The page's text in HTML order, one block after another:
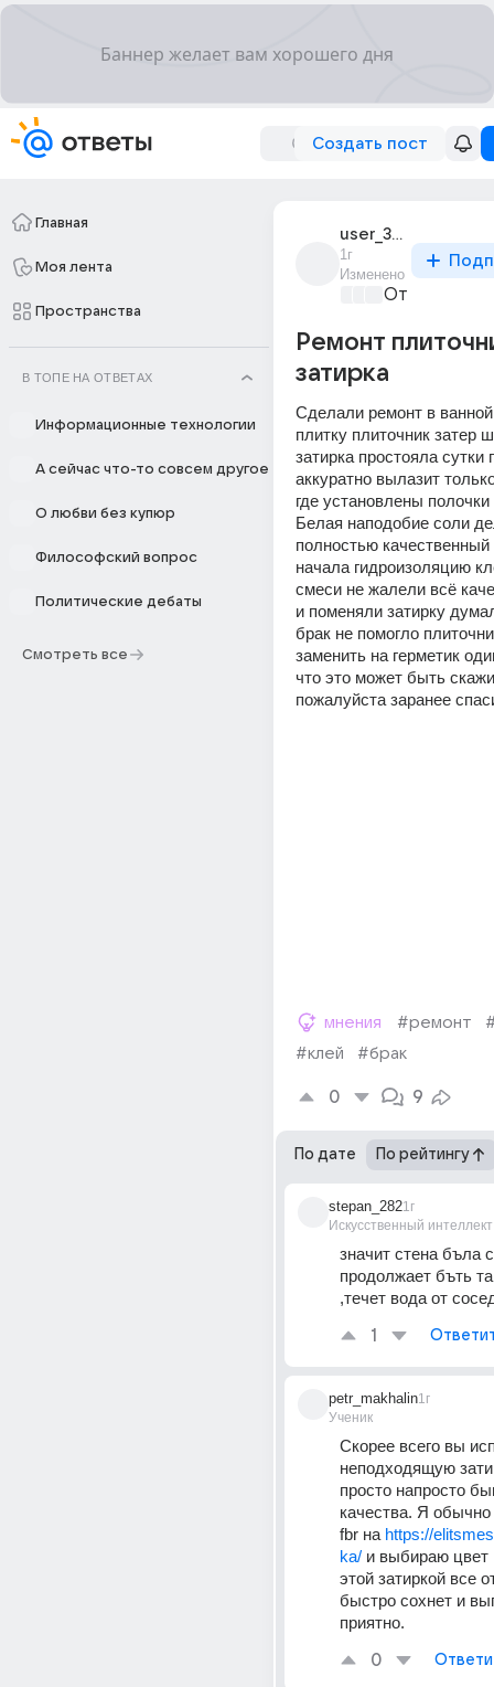
Создать пост
Главная
Моя лента
Пространства
В ТОПЕ НА ОТВЕТАХ
Информационные технологии
А сейчас что-то совсем другое
О любви без купюр
Философский вопрос
Политические дебаты
Смотреть все
user_307939412
1г
Изменено
От
Ремонт
затирка
Сделали ремонт в
плитку плиточник затер
затирка простояла сутки
аккуратно вылазит
где установлены полочки
Белая наподобие соли
полностью качественный
начала гидроизоляцию
смеси не жалели всё
и поменяли затирку
брак не помогло
заменить на герметик
что это может быть
пожалуйста заранее
мнения #ремонт
#клей
#брак
0 9
По дате По рейтингу
stepan_282
Искусственный интеллект
1г
значит стена бъла
продолжает бъть
,течет вода от
1
petr_makhalin
Ученик
1г
Скорее всего вы
неподходящую
просто напросто
качества. Я обычно
fbr нa https://
ka/ и выбираю цвет
этой затиркой все
быстро сохнет и
приятно.
0